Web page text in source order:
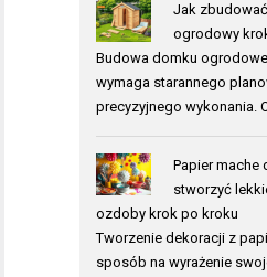
Jak
ogrodowy
Budowa domku
wymaga starannego
precyzyjnego wykonania.
Papier mache
stworzyć
ozdoby krok po kroku
Tworzenie dekoracji z
sposób na wyrażenie